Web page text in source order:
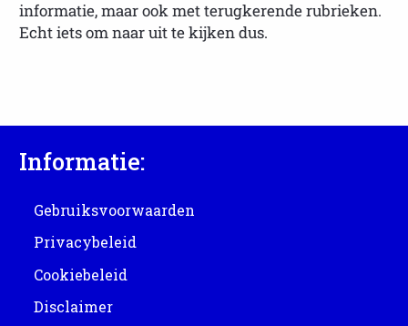
informatie, maar ook met terugkerende rubrieken.
Echt iets om naar uit te kijken dus.
Informatie:
Gebruiksvoorwaarden
Privacybeleid
Cookiebeleid
Disclaimer